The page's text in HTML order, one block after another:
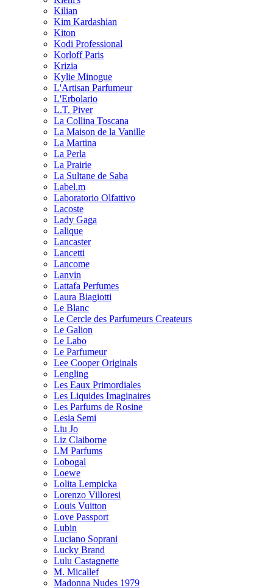
Kilian
Kim Kardashian
Kiton
Kodi Professional
Korloff Paris
Krizia
Kylie Minogue
L'Artisan Parfumeur
L'Erbolario
L.T. Piver
La Collina Toscana
La Maison de la Vanille
La Martina
La Perla
La Prairie
La Sultane de Saba
Label.m
Laboratorio Olfattivo
Lacoste
Lady Gaga
Lalique
Lancaster
Lancetti
Lancome
Lanvin
Lattafa Perfumes
Laura Biagiotti
Le Blanc
Le Cercle des Parfumeurs Createurs
Le Galion
Le Labo
Le Parfumeur
Lee Cooper Originals
Lengling
Les Eaux Primordiales
Les Liquides Imaginaires
Les Parfums de Rosine
Lesia Semi
Liu Jo
Liz Claiborne
LM Parfums
Lobogal
Loewe
Lolita Lempicka
Lorenzo Villoresi
Louis Vuitton
Love Passport
Lubin
Luciano Soprani
Lucky Brand
Lulu Castagnette
M. Micallef
Madonna Nudes 1979